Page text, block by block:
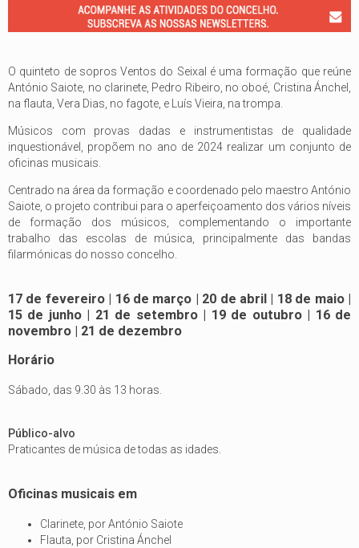
O quinteto de sopros Ventos do Seixal é uma formação que reúne
António Saiote, no clarinete, Pedro Ribeiro, no oboé, Cristina Ánchel,
na flauta, Vera Dias, no fagote, e Luís Vieira, na trompa.
Músicos com provas dadas e instrumentistas de qualidade
inquestionável, propõem no ano de 2024 realizar um conjunto de
oficinas musicais.
Centrado na área da formação e coordenado pelo maestro António
Saiote, o projeto contribui para o aperfeiçoamento dos vários níveis
de formação dos músicos, complementando o importante
trabalho das escolas de música, principalmente das bandas
filarmónicas do nosso concelho.
17 de fevereiro | 16 de março | 20 de abril | 18 de maio |
15 de junho | 21 de setembro | 19 de outubro | 16 de
novembro | 21 de dezembro
Horário
Sábado, das 9.30 às 13 horas.
Público-alvo
Praticantes de música de todas as idades.
Oficinas musicais em
Clarinete, por António Saiote
Flauta, por Cristina Ánchel